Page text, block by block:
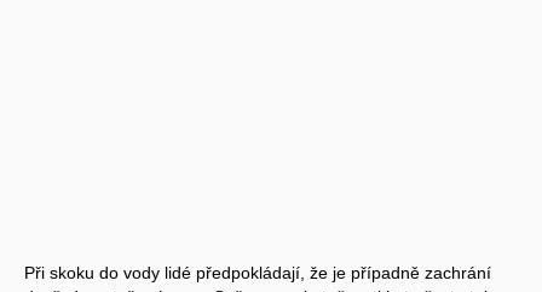
Při skoku do vody lidé předpokládají, že je případně zachrání